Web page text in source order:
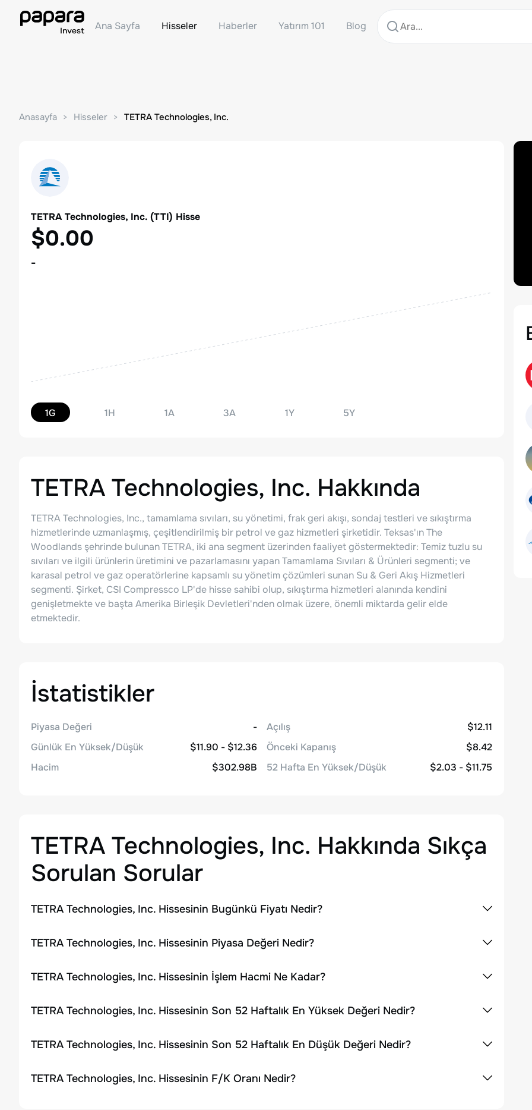
Ana Sayfa Hisseler Haberler Yatırım 101 Blog
Anasayfa Hisseler TETRA Technologies, Inc.
TETRA Technologies, Inc. (TTI) Hisse
$0.00
-
1G 1H 1A 3A 1Y 5Y
TETRA Technologies, Inc. Hakkında
TETRA Technologies, Inc., tamamlama sıvıları, su yönetimi, frak geri akışı, sondaj testleri ve sıkıştırma
hizmetlerinde uzmanlaşmış, çeşitlendirilmiş bir petrol ve gaz hizmetleri şirketidir. Teksas'ın The
Woodlands şehrinde bulunan TETRA, iki ana segment üzerinden faaliyet göstermektedir: Temiz tuzlu su
sıvıları ve ilgili ürünlerin üretimini ve pazarlamasını yapan Tamamlama Sıvıları & Ürünleri segmenti; ve
karasal petrol ve gaz operatörlerine kapsamlı su yönetim çözümleri sunan Su & Geri Akış Hizmetleri
segmenti. Şirket, CSI Compressco LP'de hisse sahibi olup, sıkıştırma hizmetleri alanında kendini
genişletmekte ve başta Amerika Birleşik Devletleri'nden olmak üzere, önemli miktarda gelir elde
etmektedir.
İstatistikler
Piyasa Değeri
-
Günlük En Yüksek/Düşük
$11.90 - $12.36
Hacim
$302.98B
Açılış
$12.11
Önceki Kapanış
$8.42
52 Hafta En Yüksek/Düşük
$2.03 - $11.75
TETRA Technologies, Inc. Hakkında Sıkça
Sorulan Sorular
TETRA Technologies, Inc. Hissesinin Bugünkü Fiyatı Nedir?
TETRA Technologies, Inc. Hissesinin Piyasa Değeri Nedir?
TETRA Technologies, Inc. Hissesinin İşlem Hacmi Ne Kadar?
TETRA Technologies, Inc. Hissesinin Son 52 Haftalık En Yüksek Değeri Nedir?
TETRA Technologies, Inc. Hissesinin Son 52 Haftalık En Düşük Değeri Nedir?
TETRA Technologies, Inc. Hissesinin F/K Oranı Nedir?